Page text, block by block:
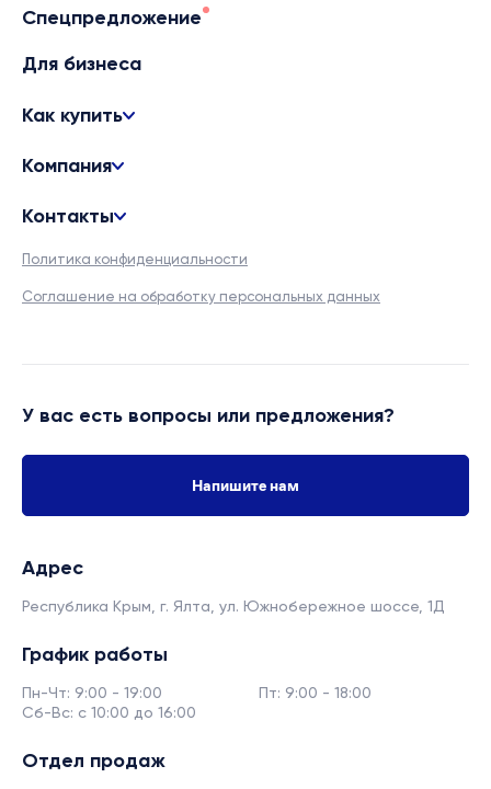
Спецпредложение
Для бизнеса
Как купить
Компания
Контакты
Политика конфиденциальности
Соглашение на обработку персональных данных
У вас есть вопросы или предложения?
Напишите нам
Адрес
Республика Крым, г. Ялта, ул. Южнобережное шоссе, 1Д
График работы
Пн-Чт: 9:00 - 19:00
Пт: 9:00 - 18:00
Сб-Вс: с 10:00 до 16:00
Отдел продаж